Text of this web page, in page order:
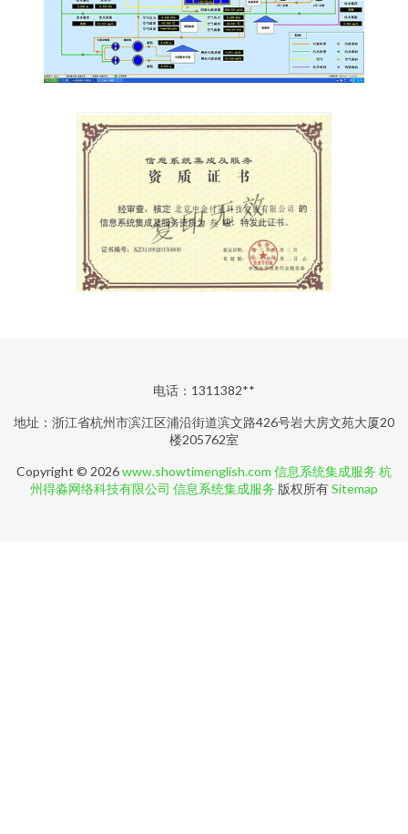
电话：1311382**
地址：浙江省杭州市滨江区浦沿街道滨文路426号岩大房文苑大厦20
楼205762室
Copyright © 2026www.showtimenglish.com 信息系统集成服务 杭
州得淼网络科技有限公司 信息系统集成服务 版权所有Sitemap